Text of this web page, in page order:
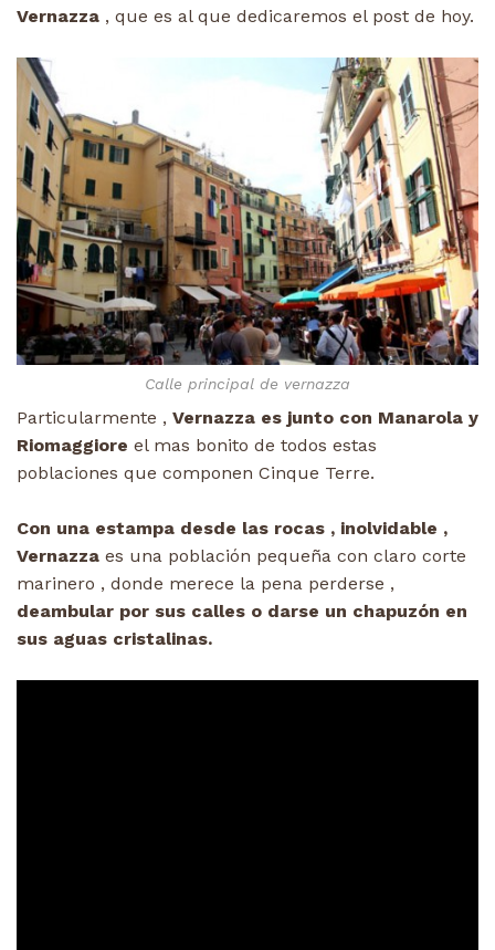
Vernazza , que es al que dedicaremos el post de hoy.
Calle principal de vernazza
Particularmente , Vernazza es junto con Manarola y
Riomaggiore el mas bonito de todos estas
poblaciones que componen Cinque Terre.
Con una estampa desde las rocas , inolvidable ,
Vernazza es una población pequeña con claro corte
marinero , donde merece la pena perderse ,
deambular por sus calles o darse un chapuzón en
sus aguas cristalinas.